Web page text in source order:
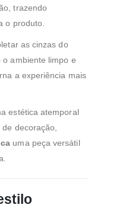
trazendo
o produto.
as cinzas do
o ambiente limpo e
a experiência mais
estética atemporal
decoração,
uma peça versátil